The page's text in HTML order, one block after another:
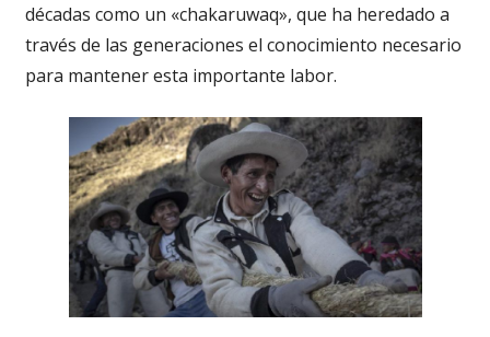
décadas como un «chakaruwaq», que ha heredado a
través de las generaciones el conocimiento necesario
para mantener esta importante labor.